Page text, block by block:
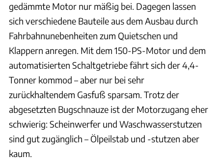
gedämmte Motor nur mäßig bei. Dagegen lassen
sich verschiedene Bauteile aus dem Ausbau durch
Fahrbahnunebenheiten zum Quietschen und
Klappern anregen. Mit dem 150-PS-Motor und dem
automatisierten Schaltgetriebe fährt sich der 4,4-
Tonner kommod – aber nur bei sehr
zurückhaltendem Gasfuß sparsam. Trotz der
abgesetzten Bugschnauze ist der Motorzugang eher
schwierig: Scheinwerfer und Waschwasserstutzen
sind gut zugänglich – Ölpeilstab und -stutzen aber
kaum.